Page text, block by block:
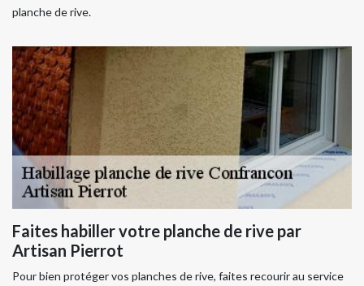
planche de rive.
Faites habiller votre planche de rive par
Artisan Pierrot
Pour bien protéger vos planches de rive, faites recourir au service